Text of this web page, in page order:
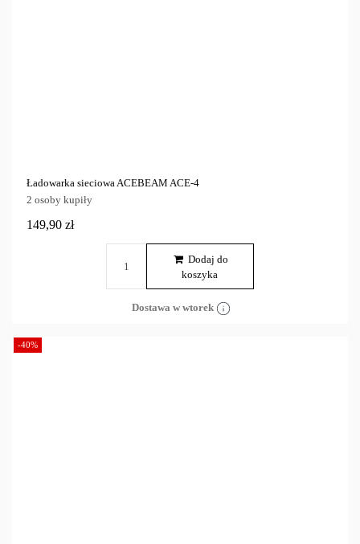
Ładowarka sieciowa ACEBEAM ACE-4
2 osoby kupiły
149,90 zł
Dodaj do
koszyka
Dostawa w wtorek
-40%